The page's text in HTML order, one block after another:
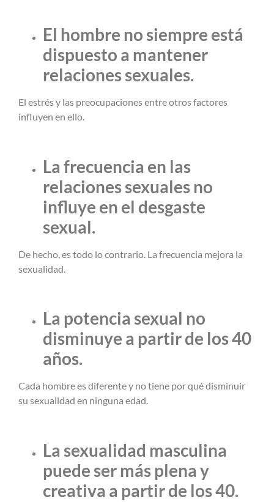
El hombre no siempre está
dispuesto a mantener
relaciones sexuales.
El estrés y las preocupaciones entre otros factores
influyen en ello.
La frecuencia en las
relaciones sexuales no
influye en el desgaste
sexual.
De hecho, es todo lo contrario. La frecuencia mejora la
sexualidad.
La potencia sexual no
disminuye a partir de los 40
años.
Cada hombre es diferente y no tiene por qué disminuir
su sexualidad en ninguna edad.
La sexualidad masculina
puede ser más plena y
creativa a partir de los 40.